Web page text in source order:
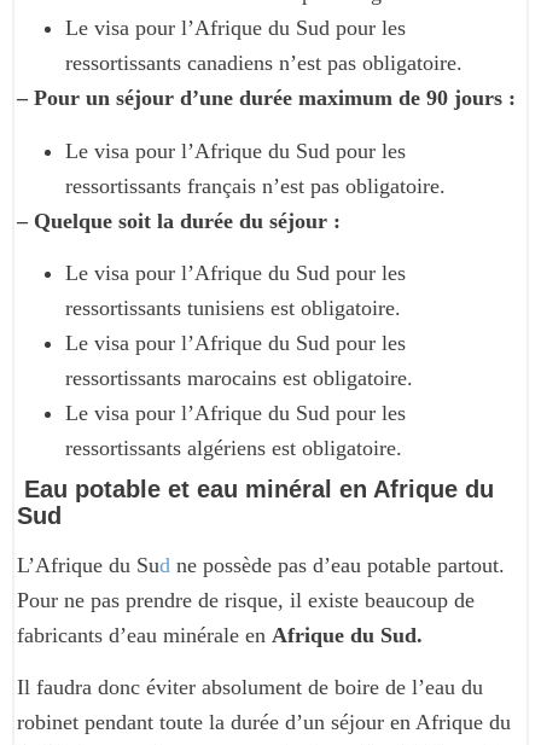
Le visa pour l’Afrique du Sud pour les
ressortissants canadiens n’est pas obligatoire.
– Pour un séjour d’une durée maximum de 90 jours :
Le visa pour l’Afrique du Sud pour les
ressortissants français n’est pas obligatoire.
– Quelque soit la durée du séjour :
Le visa pour l’Afrique du Sud pour les
ressortissants tunisiens est obligatoire.
Le visa pour l’Afrique du Sud pour les
ressortissants marocains est obligatoire.
Le visa pour l’Afrique du Sud pour les
ressortissants algériens est obligatoire.
Eau potable et eau minéral en Afrique du
Sud
L’Afrique du Sud ne possède pas d’eau potable partout.
Pour ne pas prendre de risque, il existe beaucoup de
fabricants d’eau minérale en Afrique du Sud.
Il faudra donc éviter absolument de boire de l’eau du
robinet pendant toute la durée d’un séjour en Afrique du